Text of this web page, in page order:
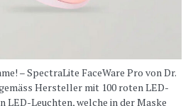
– SpectraLite FaceWare Pro von Dr.
Hersteller mit 100 roten LED-
LED-Leuchten, welche in der Maske